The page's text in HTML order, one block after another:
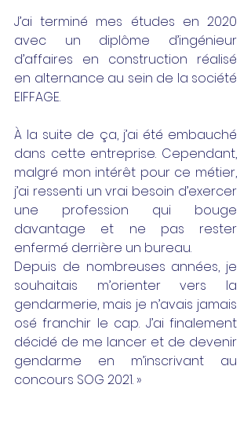
J’ai terminé mes études en 2020
avec un diplôme d’ingénieur
d’affaires en construction réalisé
en alternance au sein de la société
EIFFAGE.
À la suite de ça, j’ai été embauché
dans cette entreprise. Cependant,
malgré mon intérêt pour ce métier,
j’ai ressenti un vrai besoin d’exercer
une profession qui bouge
davantage et ne pas rester
enfermé derrière un bureau.
Depuis de nombreuses années, je
souhaitais m’orienter vers la
gendarmerie, mais je n’avais jamais
osé franchir le cap. J’ai finalement
décidé de me lancer et de devenir
gendarme en m’inscrivant au
concours SOG 2021. »